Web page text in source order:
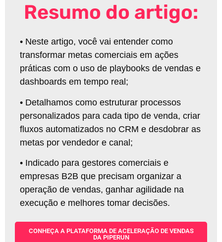
Resumo do artigo:
• Neste artigo, você vai entender como
transformar metas comerciais em ações
práticas com o uso de playbooks de vendas e
dashboards em tempo real;
• Detalhamos como estruturar processos
personalizados para cada tipo de venda, criar
fluxos automatizados no CRM e desdobrar as
metas por vendedor e canal;
• Indicado para gestores comerciais e
empresas B2B que precisam organizar a
operação de vendas, ganhar agilidade na
execução e melhores tomar decisões.
CONHEÇA A PLATAFORMA DE ACELERAÇÃO DE VENDAS
DA PIPERUN